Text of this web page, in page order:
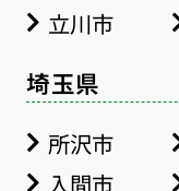
立川市
埼玉県
所沢市
入間市